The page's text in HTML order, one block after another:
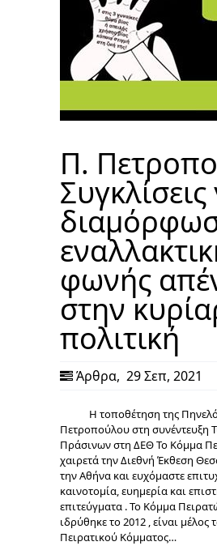
Π.
Συγκλίσεις
φωνής
στην
πολιτική
Άρθρα, 29 Σεπ, 2021
Η τοποθέτηση της
Πετροπούλου στη συνέντευξη
Πράσινων στη ΔΕΘ Το Κόμμα
χαιρετά την Διεθνή Έκθεση
την Αθήνα και ευχόμαστε
καινοτομία, ευημερία και
επιτεύγματα . Το Κόμμα
ιδρύθηκε το 2012 , είναι
Πειρατικού Κόμματος…